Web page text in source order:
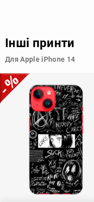
Узагалі, чохол для
допомагає захистити ваш
Інші принти
Для Apple iPhone 14